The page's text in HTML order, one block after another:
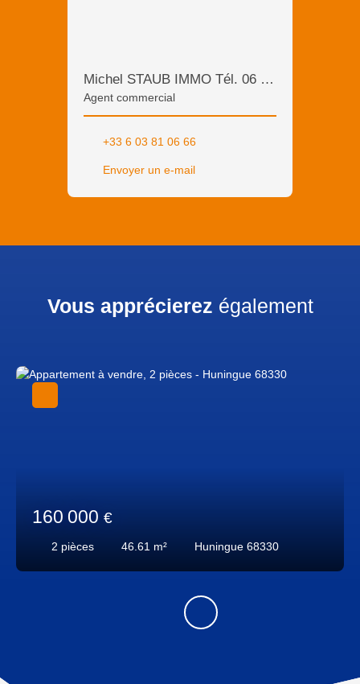
Michel STAUB IMMO Tél. 06 03 81 06 66
Agent commercial
+33 6 03 81 06 66
Envoyer un e-mail
Vous apprécierez également
160 000 €
2 pièces 46.61 m² Huningue 68330